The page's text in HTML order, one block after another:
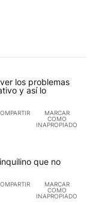
los problemas
y así lo
MARCAR
COMO
INAPROPIADO
que no
MARCAR
COMO
INAPROPIADO